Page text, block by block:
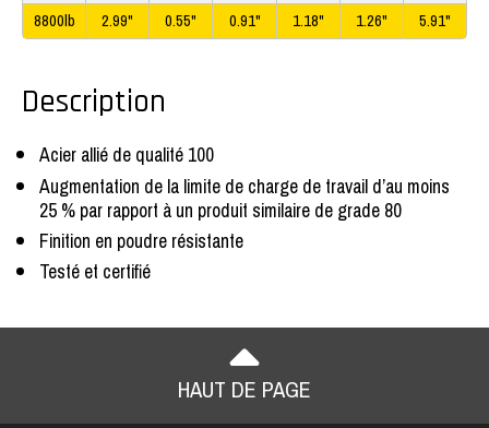
8800lb 2.99" 0.55" 0.91" 1.18" 1.26" 5.91"
Description
Acier allié de qualité 100
Augmentation de la limite de charge de travail d’au moins
25 % par rapport à un produit similaire de grade 80
Finition en poudre résistante
Testé et certifié
HAUT DE PAGE